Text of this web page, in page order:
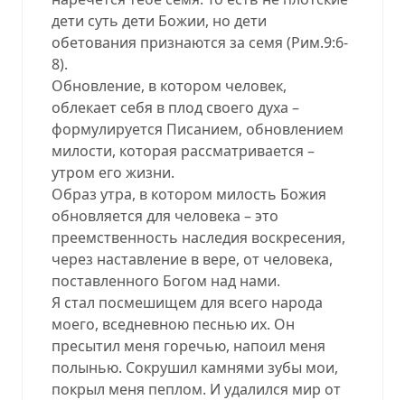
дети суть дети Божии, но дети
обетования признаются за семя (Рим.9:6-
8).
Обновление, в котором человек,
облекает себя в плод своего духа –
формулируется Писанием, обновлением
милости, которая рассматривается –
утром его жизни.
Образ утра, в котором милость Божия
обновляется для человека – это
преемственность наследия воскресения,
через наставление в вере, от человека,
поставленного Богом над нами.
Я стал посмешищем для всего народа
моего, вседневною песнью их. Он
пресытил меня горечью, напоил меня
полынью. Сокрушил камнями зубы мои,
покрыл меня пеплом. И удалился мир от